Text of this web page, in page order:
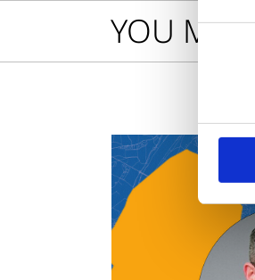
YOU